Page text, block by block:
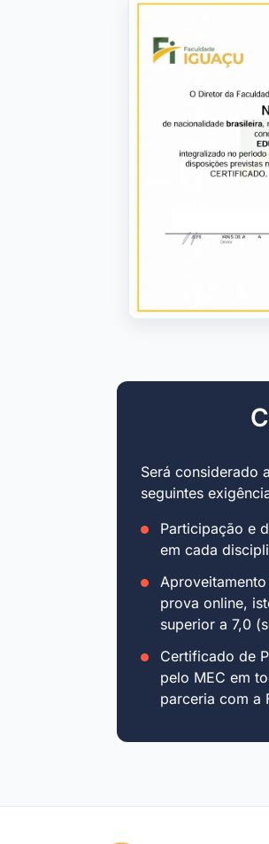
Será considerado
seguintes
Participação e
em cada
prova online,
superior a 7,0
Certificado de
pelo MEC em
parceria com a